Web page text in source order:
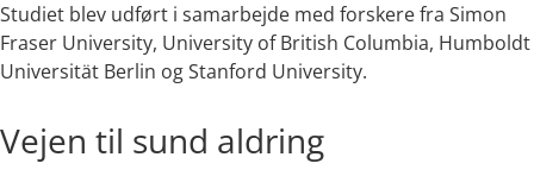
Studiet blev udført i samarbejde med forskere fra Simon
Fraser University, University of British Columbia, Humboldt
Universität Berlin og Stanford University.
Vejen til sund aldring